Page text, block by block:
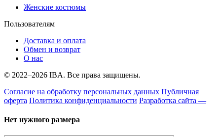
Женские костюмы
Пользователям
Доставка и оплата
Обмен и возврат
О нас
© 2022–2026 IBA. Все права защищены.
Согласие на обработку персональных данных Публичная
оферта Политика конфиденциальности Разработка сайта —
Нет нужного размера